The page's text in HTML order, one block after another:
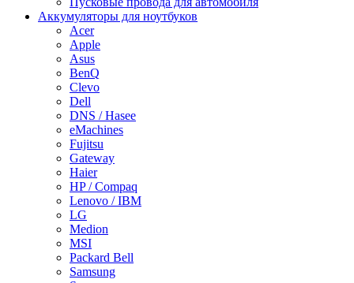
Аккумуляторы для ноутбуков
Acer
Apple
Asus
BenQ
Clevo
Dell
DNS / Hasee
eMachines
Fujitsu
Gateway
Haier
HP / Compaq
Lenovo / IBM
LG
Medion
MSI
Packard Bell
Samsung